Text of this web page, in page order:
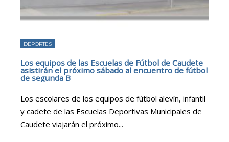
DEPORTES
Los equipos de las Escuelas de Fútbol de Caudete
asistirán el próximo sábado al encuentro de fútbol
de segunda B
Los escolares de los equipos de fútbol alevín, infantil
y cadete de las Escuelas Deportivas Municipales de
Caudete viajarán el próximo...